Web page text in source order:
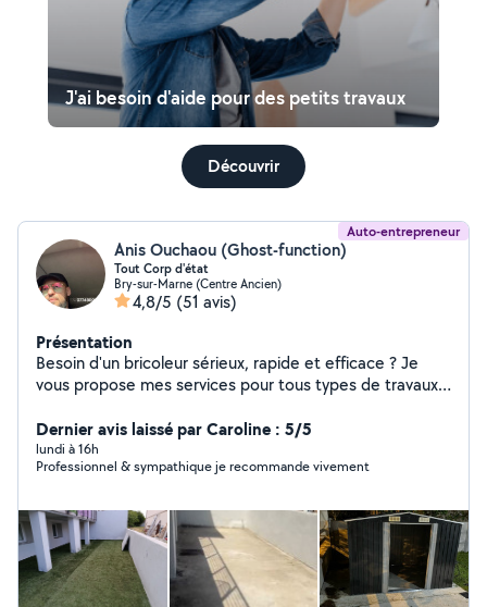
J'ai besoin d'aide pour des petits travaux
Découvrir
Auto-entrepreneur
Anis Ouchaou (Ghost-function)
Tout Corp d'état
Bry-sur-Marne (Centre Ancien)
4,8/5 (51 avis)
Présentation
Besoin d'un bricoleur sérieux, rapide et efficace ? Je
vous propose mes services pour tous types de travaux
réparations, installations, finitions, améliorations de
l'habitat et bien plus encore. Travail soigné et de qualité
Ponctualité et sérieux Conseils honnêtes et solutions
satisfaction est ma priorité. Un travail bien fait, au juste
prix. N'hésitez pas à me contacter, je réponds
rapidement et avec plaisir.
Dernier avis laissé par Caroline : 5/5
lundi à 16h
Professionnel & sympathique je recommande vivement